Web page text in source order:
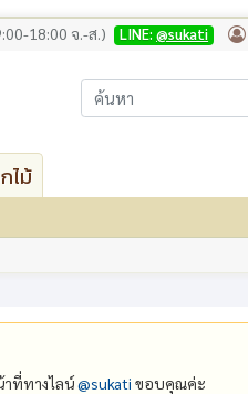
18:00 จ.-ส.) LINE:@sukati
ไม้
าที่ทางไลน์@‌sukati ขอบคุณค่ะ